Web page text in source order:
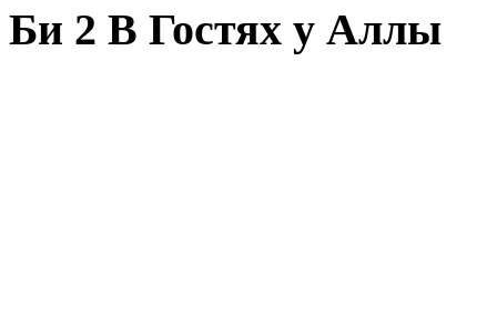
Би 2 В Гостях у Аллы